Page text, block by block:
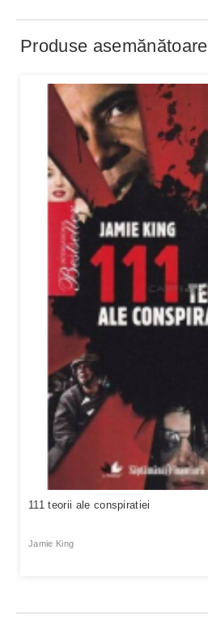
Produse asemănătoare
111 teorii ale conspiratiei
Jamie King